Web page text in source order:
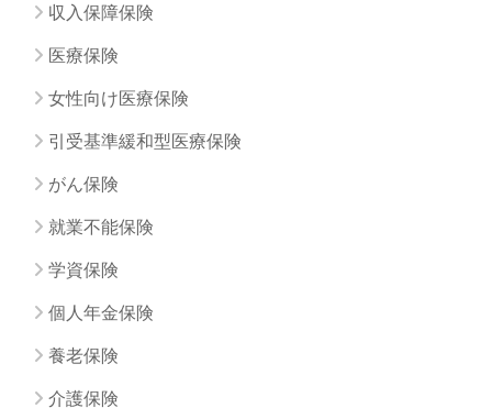
収入保障保険
医療保険
女性向け医療保険
引受基準緩和型医療保険
がん保険
就業不能保険
学資保険
個人年金保険
養老保険
介護保険